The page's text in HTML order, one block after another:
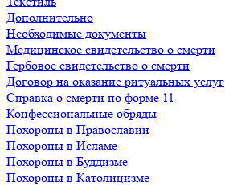
Дополнительно
Необходимые документы
Медицинское свидетельство о смерти
Гербовое свидетельство о смерти
Договор на оказание ритуальных услуг
Справка о смерти по форме 11
Конфессиональные обряды
Похороны в Православии
Похороны в Исламе
Похороны в Буддизме
Похороны в Католицизме